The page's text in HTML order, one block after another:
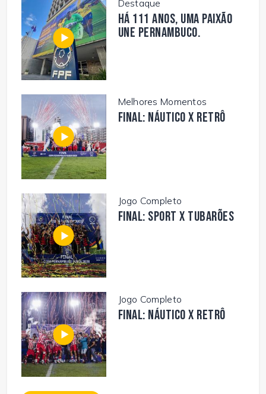
Destaque
Há 111 anos, uma paixão
une Pernambuco.
Melhores Momentos
FINAL: NÁUTICO X RETRÔ
Jogo Completo
FINAL: SPORT X TUBARÕES
Jogo Completo
FINAL: NÁUTICO X RETRÔ